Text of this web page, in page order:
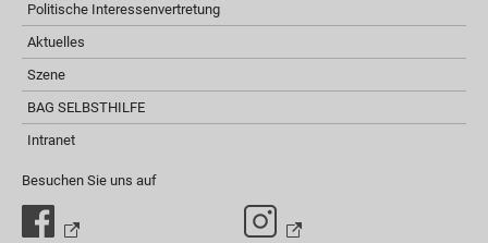
Politische Interessenvertretung
Aktuelles
Szene
BAG SELBSTHILFE
Intranet
Besuchen Sie uns auf